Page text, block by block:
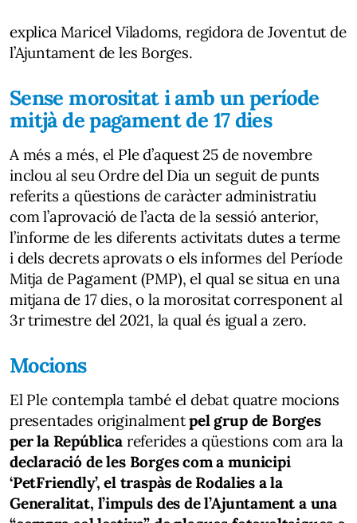
explica Maricel Viladoms, regidora de Joventut de
l’Ajuntament de les Borges.
Sense morositat i amb un període
mitjà de pagament de 17 dies
A més a més, el Ple d’aquest 25 de novembre
inclou al seu Ordre del Dia un seguit de punts
referits a qüestions de caràcter administratiu
com l’aprovació de l’acta de la sessió anterior,
l’informe de les diferents activitats dutes a terme
i dels decrets aprovats o els informes del Període
Mitja de Pagament (PMP), el qual se situa en una
mitjana de 17 dies, o la morositat corresponent al
3r trimestre del 2021, la qual és igual a zero.
Mocions
El Ple contempla també el debat quatre mocions
presentades originalmentpel grup de Borges
per la Repúblicareferides a qüestions com ara la
declaració de les Borges com a municipi
‘PetFriendly’, el traspàs de Rodalies a la
Generalitat, l’impuls des de l’Ajuntament a una